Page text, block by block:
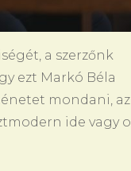
a szerzőnk
ezt Markó Béla
mondani, az
ide vagy